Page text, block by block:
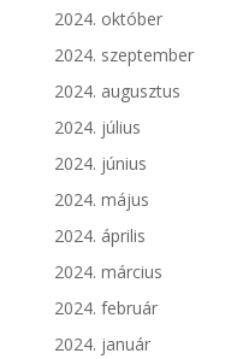
2024. október
2024. szeptember
2024. augusztus
2024. július
2024. június
2024. május
2024. április
2024. március
2024. február
2024. január